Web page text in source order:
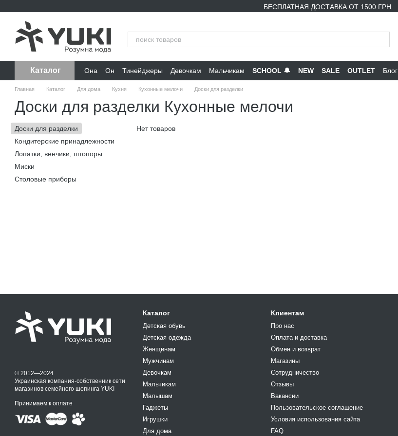
БЕСПЛАТНАЯ ДОСТАВКА ОТ 1500 ГРН
Каталог Она Он Тинейджеры Девочкам Мальчикам SCHOOL 🔔 NEW SALE OUTLET Блог
Главная Каталог Для дома Кухня Кухонные мелочи Доски для разделки
Доски для разделки Кухонные мелочи
Нет товаров
Доски для разделки
Кондитерские принадлежности
Лопатки, венчики, штопоры
Миски
Столовые приборы
© 2012—2024
Украинская компания-собственник сети
магазинов семейного шопинга YUKI
Принимаем к оплате
Каталог
Детская обувь
Детская одежда
Женщинам
Мужчинам
Девочкам
Мальчикам
Малышам
Гаджеты
Игрушки
Для дома
Клиентам
Про нас
Оплата и доставка
Обмен и возврат
Магазины
Сотрудничество
Отзывы
Вакансии
Пользовательское соглашение
Условия использования сайта
FAQ